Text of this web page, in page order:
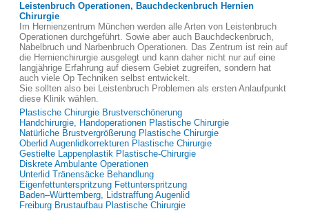
Leistenbruch Operationen, Bauchdeckenbruch Hernien
Chirurgie
Im Hernienzentrum München werden alle Arten von Leistenbruch
Operationen durchgeführt. Sowie aber auch Bauchdeckenbruch,
Nabelbruch und Narbenbruch Operationen. Das Zentrum ist rein auf
die Hernienchirurgie ausgelegt und kann daher nicht nur auf eine
langjährige Erfahrung auf diesem Gebiet zugreifen, sondern hat
auch viele Op Techniken selbst entwickelt.
Sie sollten also bei Leistenbruch Problemen als ersten Anlaufpunkt
diese Klinik wählen.
Plastische Chirurgie Brustverschönerung
Handchirurgie, Handoperationen Plastische Chirurgie
Natürliche Brustvergrößerung Plastische Chirurgie
Oberlid Augenlidkorrekturen Plastische Chirurgie
Gestielte Lappenplastik Plastische-Chirurgie
Diskrete Ambulante Operationen
Unterlid Tränensäcke Behandlung
Eigenfettunterspritzung Fettunterspritzung
Baden–Württemberg, Lidstraffung Augenlid
Freiburg Brustaufbau Plastische Chirurgie